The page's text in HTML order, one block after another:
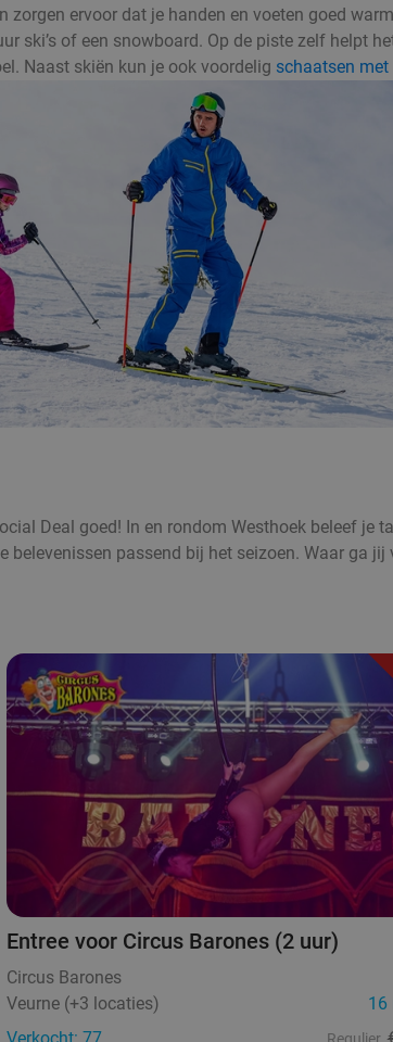
ervoor dat je handen en voeten goed
ski’s of een snowboard. Op de piste zelf helpt
Naast skiën kun je ook voordelig schaatsen
Deal goed! In en rondom Westhoek beleef je
belevenissen passend bij het seizoen. Waar ga
Entree voor Circus Barones (2 uur)
Circus Barones
Veurne (+3 locaties)
16